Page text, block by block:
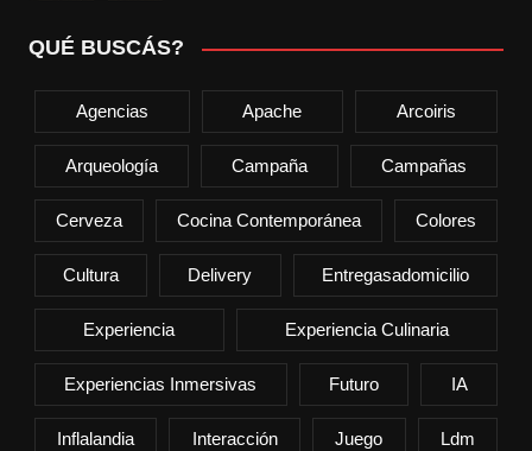
QUÉ BUSCÁS?
Agencias Apache Arcoiris
Arqueología Campaña Campañas
Cerveza Cocina Contemporánea Colores
Cultura Delivery Entregasadomicilio
Experiencia Experiencia Culinaria
Experiencias Inmersivas Futuro IA
Inflalandia Interacción Juego Ldm